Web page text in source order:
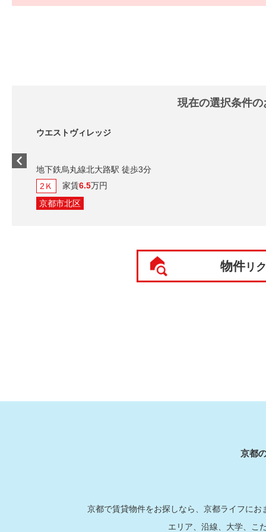
現在の選択条件
ウエストヴィレッジ
地下鉄烏丸線北大路駅 徒歩3分
2Ｋ
家賃6.5万円
京都市北区
物件リ
京都
京都で賃貸物件をお探しなら、京都ライフに
エリア、沿線、大学、こ